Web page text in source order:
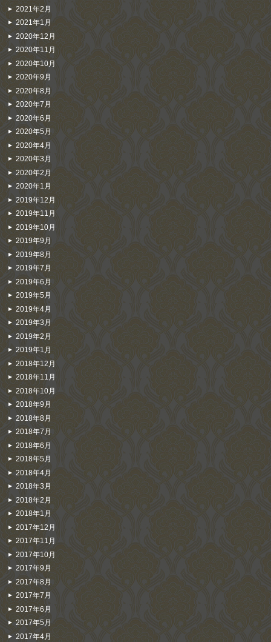
2021年2月
2021年1月
2020年12月
2020年11月
2020年10月
2020年9月
2020年8月
2020年7月
2020年6月
2020年5月
2020年4月
2020年3月
2020年2月
2020年1月
2019年12月
2019年11月
2019年10月
2019年9月
2019年8月
2019年7月
2019年6月
2019年5月
2019年4月
2019年3月
2019年2月
2019年1月
2018年12月
2018年11月
2018年10月
2018年9月
2018年8月
2018年7月
2018年6月
2018年5月
2018年4月
2018年3月
2018年2月
2018年1月
2017年12月
2017年11月
2017年10月
2017年9月
2017年8月
2017年7月
2017年6月
2017年5月
2017年4月